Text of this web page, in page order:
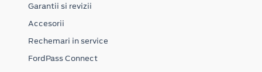
Garantii si revizii
Accesorii
Rechemari in service
FordPass Connect